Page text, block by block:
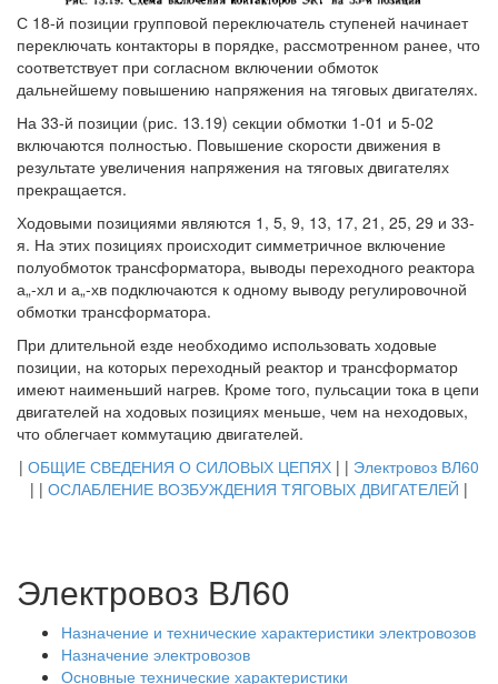
С 18-й позиции групповой переключатель ступеней начинает
переключать контакторы в порядке, рассмотренном ранее, что
соответствует при согласном включении обмоток
дальнейшему повышению напряжения на тяговых двигателях.
На 33-й позиции (рис. 13.19) секции обмотки 1-01 и 5-02
включаются полностью. Повышение скорости движения в
результате увеличения напряжения на тяговых двигателях
прекращается.
Ходовыми позициями являются 1, 5, 9, 13, 17, 21, 25, 29 и 33-
я. На этих позициях происходит симметричное включение
полуобмоток трансформатора, выводы переходного реактора
а„-хл и а„-хв подключаются к одному выводу регулировочной
обмотки трансформатора.
При длительной езде необходимо использовать ходовые
позиции, на которых переходный реактор и трансформатор
имеют наименьший нагрев. Кроме того, пульсации тока в цепи
двигателей на ходовых позициях меньше, чем на неходовых,
что облегчает коммутацию двигателей.
| ОБЩИЕ СВЕДЕНИЯ О СИЛОВЫХ ЦЕПЯХ | | Электровоз ВЛ60
| | ОСЛАБЛЕНИЕ ВОЗБУЖДЕНИЯ ТЯГОВЫХ ДВИГАТЕЛЕЙ |
Электровоз ВЛ60
Назначение и технические характеристики электровозов
Назначение электровозов
Основные технические характеристики